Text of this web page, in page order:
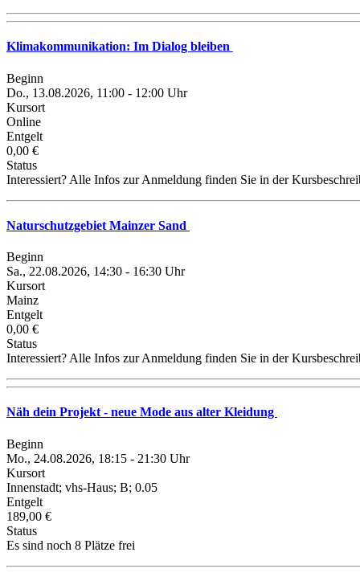
Klimakommunikation: Im Dialog bleiben
Beginn
Do., 13.08.2026, 11:00 - 12:00 Uhr
Kursort
Online
Entgelt
0,00 €
Status
Interessiert? Alle Infos zur Anmeldung finden Sie in der
Naturschutzgebiet Mainzer Sand
Beginn
Sa., 22.08.2026, 14:30 - 16:30 Uhr
Kursort
Mainz
Entgelt
0,00 €
Status
Interessiert? Alle Infos zur Anmeldung finden Sie in der
Näh dein Projekt - neue Mode aus alter Kleidung
Beginn
Mo., 24.08.2026, 18:15 - 21:30 Uhr
Kursort
Innenstadt; vhs-Haus; B; 0.05
Entgelt
189,00 €
Status
Es sind noch 8 Plätze frei